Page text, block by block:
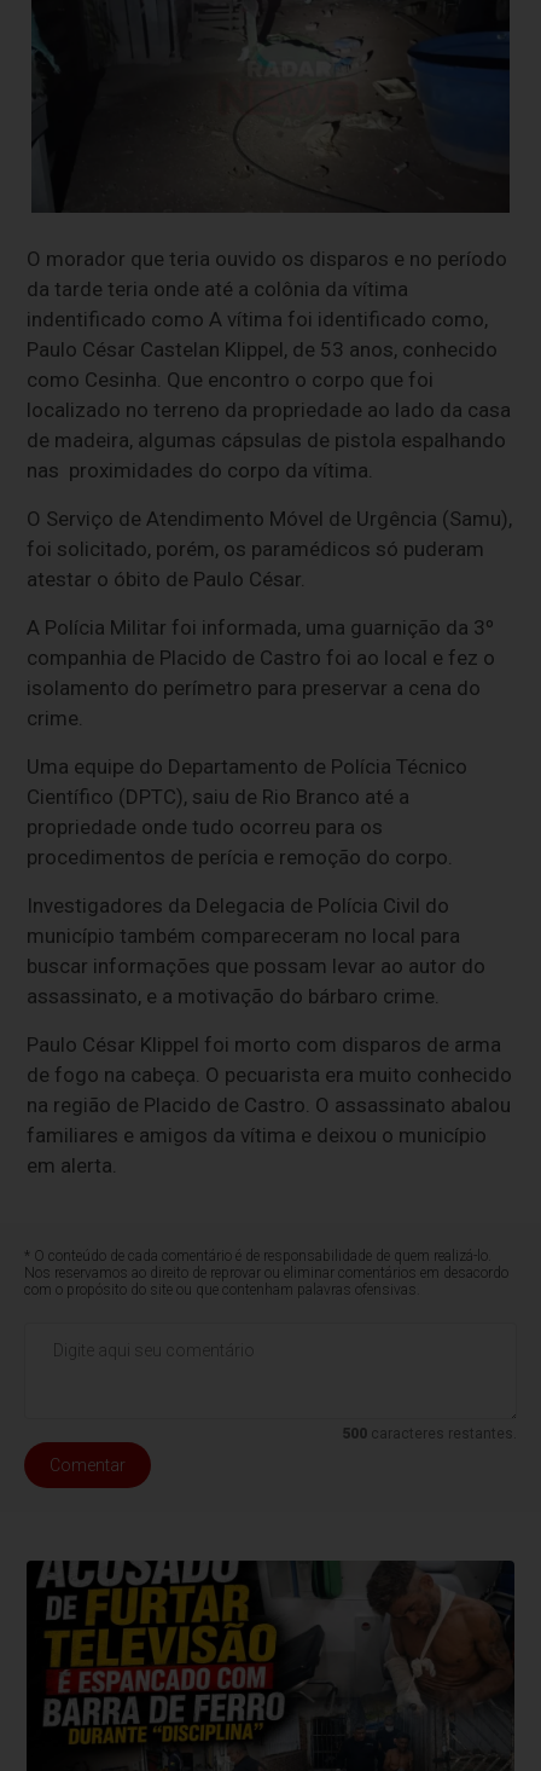
O morador que teria ouvido os disparos e no período
da tarde teria onde até a colônia da vítima
indentificado como A vítima foi identificado como,
Paulo César Castelan Klippel, de 53 anos, conhecido
como Cesinha. Que encontro o corpo que foi
localizado no terreno da propriedade ao lado da casa
de madeira, algumas cápsulas de pistola espalhando
nas proximidades do corpo da vítima.
O Serviço de Atendimento Móvel de Urgência (Samu),
foi solicitado, porém, os paramédicos só puderam
atestar o óbito de Paulo César.
A Polícia Militar foi informada, uma guarnição da 3º
companhia de Placido de Castro foi ao local e fez o
isolamento do perímetro para preservar a cena do
crime.
Uma equipe do Departamento de Polícia Técnico
Científico (DPTC), saiu de Rio Branco até a
propriedade onde tudo ocorreu para os
procedimentos de perícia e remoção do corpo.
Investigadores da Delegacia de Polícia Civil do
município também compareceram no local para
buscar informações que possam levar ao autor do
assassinato, e a motivação do bárbaro crime.
Paulo César Klippel foi morto com disparos de arma
de fogo na cabeça. O pecuarista era muito conhecido
na região de Placido de Castro. O assassinato abalou
familiares e amigos da vítima e deixou o município
em alerta.
* O conteúdo de cada comentário é de responsabilidade de quem realizá-lo.
Nos reservamos ao direito de reprovar ou eliminar comentários em desacordo
com o propósito do site ou que contenham palavras ofensivas.
500caracteres restantes.
Comentar